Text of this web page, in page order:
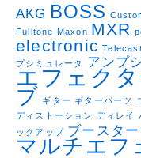
AKG BOSS
Fulltone Maxon MXR
electronic
プシミュレータ
アンプ
エフェク
ブ ギター ギターパーツ
ディストーション ディレイ
ックアップ ブースター
マルチエフ